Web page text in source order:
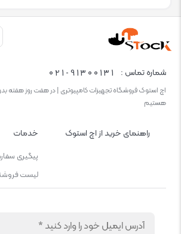
شماره تماس : 021-91300131
اچ استوک فروشگاه تجهیزات کامپیوتری | در هفت روز هفته
هستیم
راهنمای خرید از اچ استوک خدمات
پیگیری
لیست